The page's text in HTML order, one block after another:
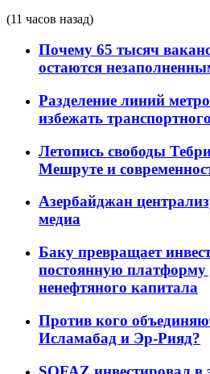
(11 часов назад)
Почему 65 тысяч
остаются
Разделение линий
избежать
Летопись свободы
Мешруте и
Азербайджан
медиа
Баку превращает
постоянную платформу
ненефтяного капитала
Против кого
Исламабад и Эр-Рияд?